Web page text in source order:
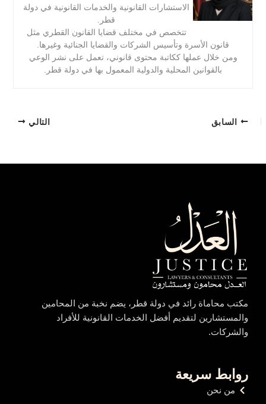
الاستشارات القانونية والخدمات القانونية في دولة
قطر.
تتخصص في مختلف قضايا القانون القطري مثل
قانون الأسرة وتأسيس الشركات والقضايا الجنائية وغيرها.
ومن خلال عملها ككاتبة محتوى قانوني، تعمل على نشر الوعي
بالقوانين المحلية والدولية المعمول بها في دولة قطر.
السابق التالي
مكتب محاماة رائد في دولة قطر، يضم نخبة من المحامين
والمستشارين لتقديم أفضل الخدمات القانونية للأفراد
والشركات.
روابط سريعة
من نحن